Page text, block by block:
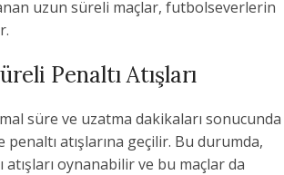
uzun süreli maçlar, futbolseverlerin
Penaltı Atışları
süre ve uzatma dakikaları sonucunda
atışlarına geçilir. Bu durumda,
oynanabilir ve bu maçlar da